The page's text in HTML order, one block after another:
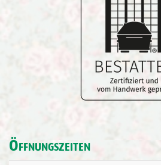
ÖFFNUNGSZEITEN